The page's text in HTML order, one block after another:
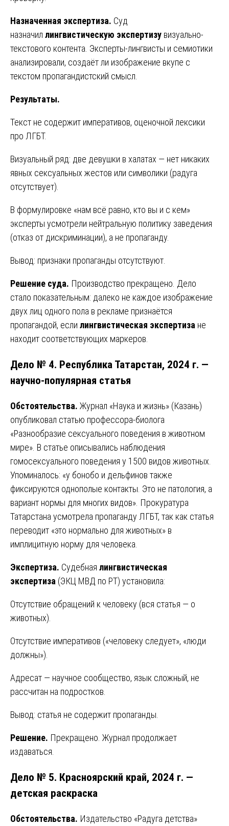
Назначенная экспертиза. Суд
назначил лингвистическую экспертизу визуально-
текстового контента. Эксперты-лингвисты и семиотики
анализировали, создаёт ли изображение вкупе с
текстом пропагандистский смысл.
Результаты.
Текст не содержит императивов, оценочной лексики
про ЛГБТ.
Визуальный ряд: две девушки в халатах — нет никаких
явных сексуальных жестов или символики (радуга
отсутствует).
В формулировке «нам всё равно, кто вы и с кем»
эксперты усмотрели нейтральную политику заведения
(отказ от дискриминации), а не пропаганду.
Вывод: признаки пропаганды отсутствуют.
Решение суда. Производство прекращено. Дело
стало показательным: далеко не каждое изображение
двух лиц одного пола в рекламе признаётся
пропагандой, если лингвистическая экспертиза не
находит соответствующих маркеров.
Дело № 4. Республика Татарстан, 2024 г. —
научно-популярная статья
Обстоятельства. Журнал «Наука и жизнь» (Казань)
опубликовал статью профессора-биолога
«Разнообразие сексуального поведения в животном
мире». В статье описывались наблюдения
гомосексуального поведения у 1500 видов животных.
Упоминалось: «у бонобо и дельфинов также
фиксируются однополые контакты. Это не патология, а
вариант нормы для многих видов». Прокуратура
Татарстана усмотрела пропаганду ЛГБТ, так как статья
переводит «это нормально для животных» в
имплицитную норму для человека.
Экспертиза. Судебная лингвистическая
экспертиза (ЭКЦ МВД по РТ) установила:
Отсутствие обращений к человеку (вся статья — о
животных).
Отсутствие императивов («человеку следует», «люди
должны»).
Адресат — научное сообщество, язык сложный, не
рассчитан на подростков.
Вывод: статья не содержит пропаганды.
Решение. Прекращено. Журнал продолжает
издаваться.
Дело № 5. Красноярский край, 2024 г. —
детская раскраска
Обстоятельства. Издательство «Радуга детства»